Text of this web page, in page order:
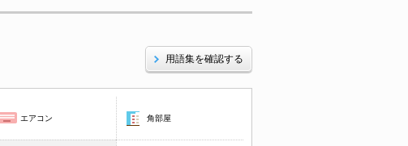
用語集を確認する
エアコン 角部屋